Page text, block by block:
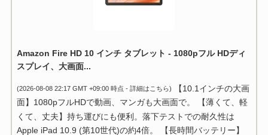
Amazon Fire HD 10 インチ タブレット - 1080pフル HDディ
スプレイ、大画面...
(2026-08-08 22:17 GMT +09:00 時点 - 詳細はこちら)
【10.1インチの大画
面】1080pフルHDで動画、マンガも大画面で。 【薄くて、軽
くて、丈夫】持ち運びにも便利。落下テストでの耐久性は
Apple iPad 10.9 (第10世代)の約4倍。 【長時間バッテリー】